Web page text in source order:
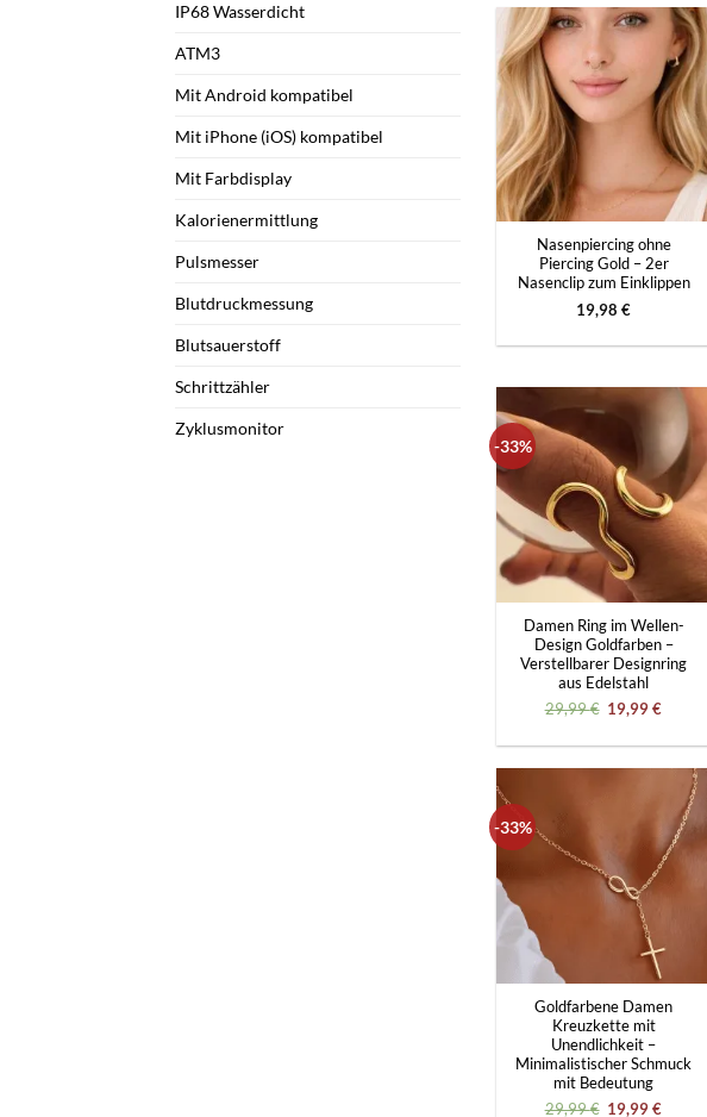
IP68 Wasserdicht
ATM3
Mit Android kompatibel
Mit iPhone (iOS) kompatibel
Mit Farbdisplay
Kalorienermittlung
Pulsmesser
Blutdruckmessung
Blutsauerstoff
Schrittzähler
Zyklusmonitor
+
Nasenpiercing ohne
Piercing Gold – 2er
Nasenclip zum Einklippen
19,98 €
-33%
+
Damen Ring im Wellen-
Design Goldfarben –
Verstellbarer Designring
aus Edelstahl
29,99€ Ursprünglicher
Preis
29,99 €
19,99€
19,99
-33%
Goldfarbene Damen
Kreuzkette mit
Unendlichkeit –
Minimalistischer Schmuck
mit Bedeutung
29,99€ Ursprünglicher
19,99€